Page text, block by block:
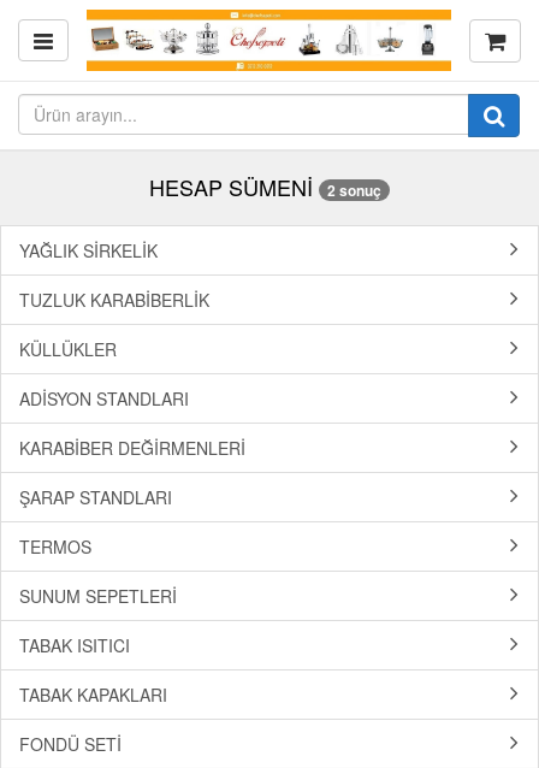
HESAP SÜMENİ 2 sonuç
YAĞLIK SİRKELİK
TUZLUK KARABİBERLİK
KÜLLÜKLER
ADİSYON STANDLARI
KARABİBER DEĞİRMENLERİ
ŞARAP STANDLARI
TERMOS
SUNUM SEPETLERİ
TABAK ISITICI
TABAK KAPAKLARI
FONDÜ SETİ